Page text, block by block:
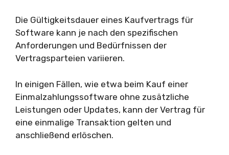
Die Gültigkeitsdauer eines Kaufvertrags für
Software kann je nach den spezifischen
Anforderungen und Bedürfnissen der
Vertragsparteien variieren.
In einigen Fällen, wie etwa beim Kauf einer
Einmalzahlungssoftware ohne zusätzliche
Leistungen oder Updates, kann der Vertrag für
eine einmalige Transaktion gelten und
anschließend erlöschen.